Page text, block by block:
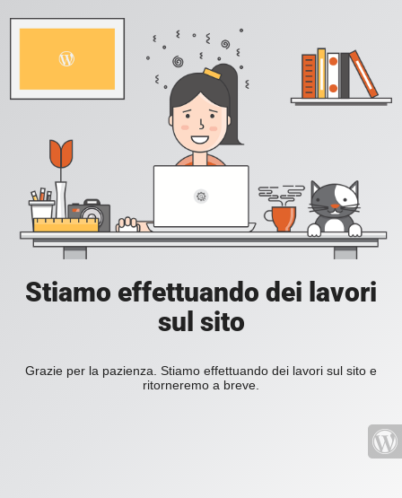
Stiamo effettuando dei lavori
sul sito
Grazie per la pazienza. Stiamo effettuando dei lavori sul sito e
ritorneremo a breve.